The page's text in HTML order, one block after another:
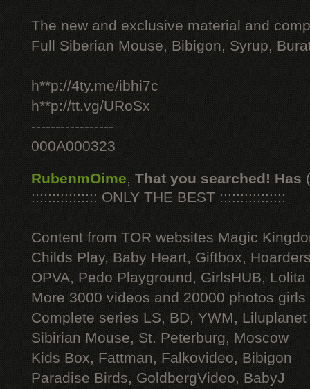
The new and exclusive material and
Full Siberian Mouse, Bibigon, Syrup,
h**p://4ty.me/ibhi7c
h**p://tt.vg/URoSx
-----------------
000A000323
RubenmOime, That you searched! Has
:::::::::::::::: ONLY THE BEST ::::::::::::::::
Content from TOR websites Magic
Childs Play, Baby Heart, Giftbox,
OPVA, Pedo Playground, GirlsHUB, Lolita
More 3000 videos and 20000 photos
Complete series LS, BD, YWM, Liluplanet
Sibirian Mouse, St. Peterburg, Moscow
Kids Box, Fattman, Falkovideo, Bibigon
Paradise Birds, GoldbergVideo, BabyJ